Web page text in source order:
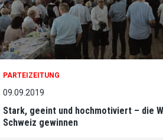
PARTEIZEITUNG
09.09.2019
Stark, geeint und hochmotiviert – die
Schweiz gewinnen